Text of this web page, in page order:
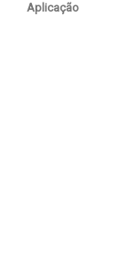
Aplicação